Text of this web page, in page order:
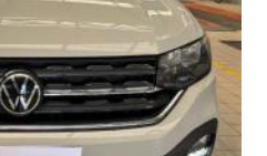
contattateci saremo a